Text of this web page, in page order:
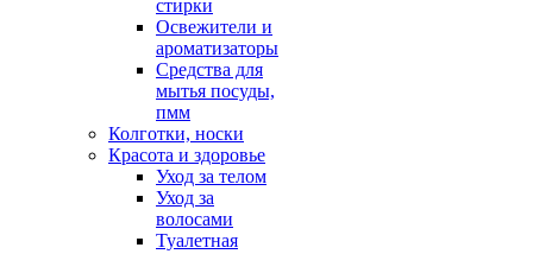
стирки
Освежители и
ароматизаторы
Средства для
мытья посуды,
пмм
Колготки, носки
Красота и здоровье
Уход за телом
Уход за
волосами
Туалетная